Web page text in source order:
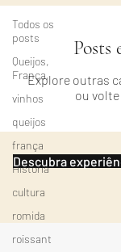
Todos os
posts
Queijos,
França,
vinhos
queijos
frança
Historia
cultura
romida
roissant
Posts
Explore outras
ou
Descubra